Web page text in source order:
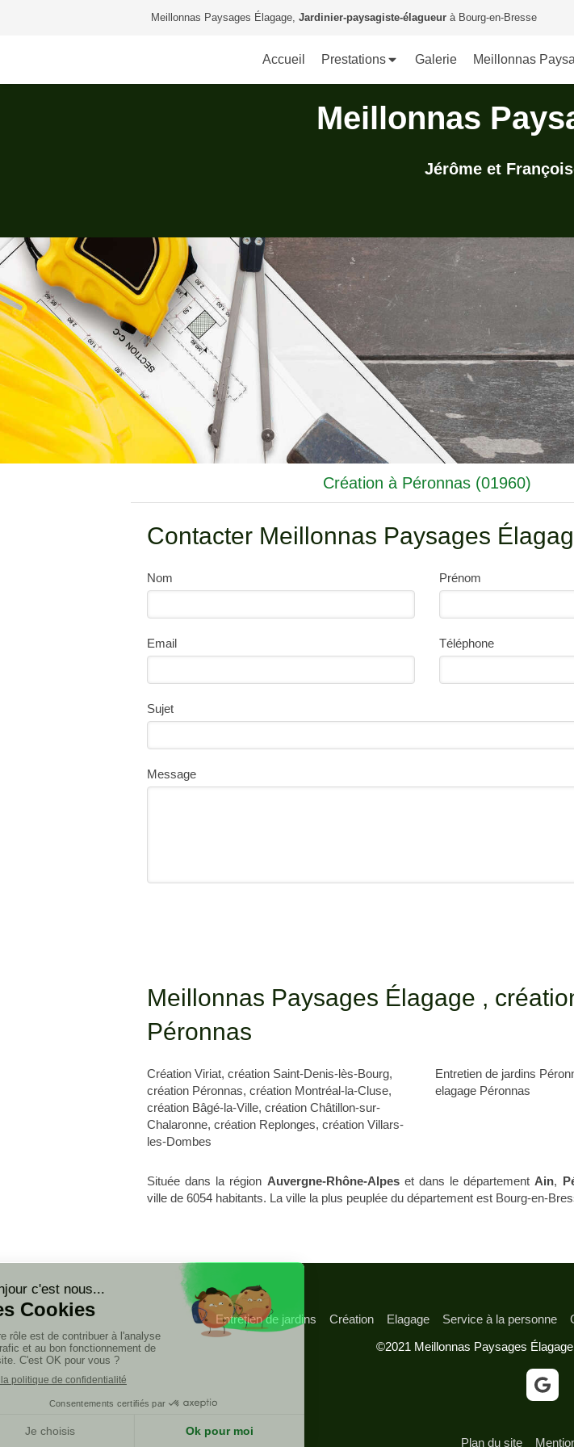
Meillonnas Paysages Élagage, Jardinier-paysagiste-élagueur à Bourg-en-Bresse
Accueil Prestations Galerie Meillonnas
Meillonnas
Jérôme et
Création à Péronnas (01960)
Contacter Meillonnas Paysages
Nom Prénom
Email Téléphone
Sujet
Message
Meillonnas Paysages Élagage ,
Péronnas
Création Viriat, création Saint-Denis-lès-Bourg,
création Péronnas, création Montréal-la-Cluse,
création Bâgé-la-Ville, création Châtillon-sur-
Chalaronne, création Replonges, création Villars-
les-Dombes
Entretien de jardins
elagage Péronnas
Située dans la région Auvergne-Rhône-Alpeset dans le département Ain,
ville de 6054 habitants. La ville la plus peuplée du département est Bourg-en-
Entretien de jardins Création Elagage Service à la personne
©2021 Meillonnas Paysages
Plan du site